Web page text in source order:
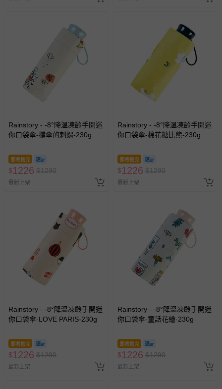
Rainstory - -8°降溫凍齡手開迷
你口袋傘-撐傘的刺蝟-230g
即將售完
$1226 $1290
最新上架
Rainstory - -8°降溫凍齡手開迷
你口袋傘-棉花糖比熊-230g
即將售完
$1226 $1290
最新上架
Rainstory - -8°降溫凍齡手開迷
你口袋傘-LOVE PARIS-230g
即將售完
$1226 $1290
最新上架
Rainstory - -8°降溫凍齡手開迷
你口袋傘-童話花繪-230g
即將售完
$1226 $1290
最新上架